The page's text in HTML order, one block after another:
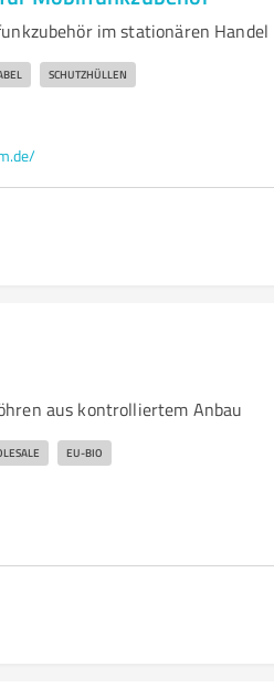
im stationären Handel
SCHUTZHÜLLEN
aus kontrolliertem Anbau
EU-BIO